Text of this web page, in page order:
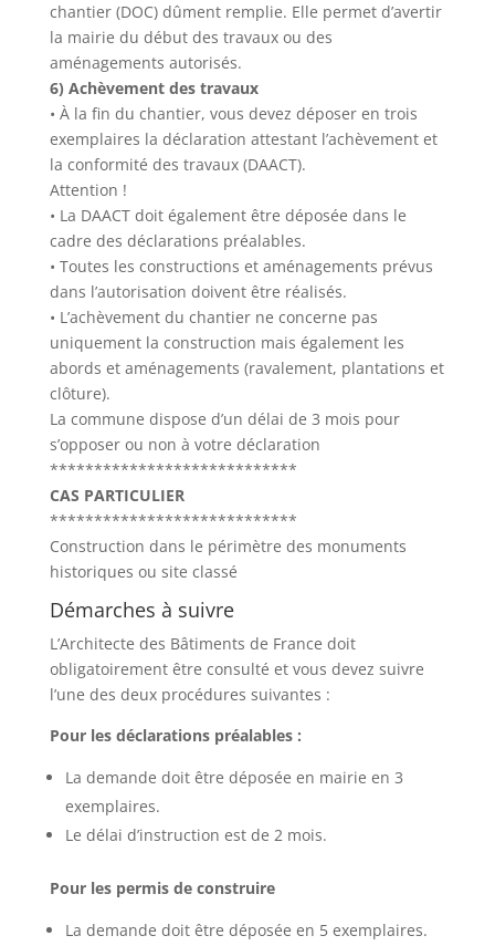
chantier (DOC) dûment remplie. Elle permet d’avertir
la mairie du début des travaux ou des
aménagements autorisés.
6) Achèvement des travaux
• À la fin du chantier, vous devez déposer en trois
exemplaires la déclaration attestant l’achèvement et
la conformité des travaux (DAACT).
Attention !
• La DAACT doit également être déposée dans le
cadre des déclarations préalables.
• Toutes les constructions et aménagements prévus
dans l’autorisation doivent être réalisés.
• L’achèvement du chantier ne concerne pas
uniquement la construction mais également les
abords et aménagements (ravalement, plantations et
clôture).
La commune dispose d’un délai de 3 mois pour
s’opposer ou non à votre déclaration
****************************
CAS PARTICULIER
****************************
Construction dans le périmètre des monuments
historiques ou site classé
Démarches à suivre
L’Architecte des Bâtiments de France doit
obligatoirement être consulté et vous devez suivre
l’une des deux procédures suivantes :
Pour les déclarations préalables :
La demande doit être déposée en mairie en 3
exemplaires.
Le délai d’instruction est de 2 mois.
Pour les permis de construire
La demande doit être déposée en 5 exemplaires.